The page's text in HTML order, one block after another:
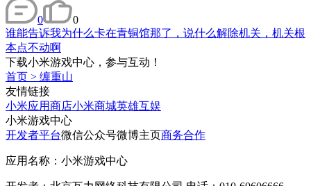
0
0
谁能告诉我为什么卡在青铜馆那了，说什么解除机关，机关根
本点不动啊
下载小米游戏中心，参与互动！
首页 > 缠重山
友情链接
小米应用商店小米商城英雄互娱
小米游戏中心
开发者平台微信公众号微博主页商务合作
应用名称：小米游戏中心